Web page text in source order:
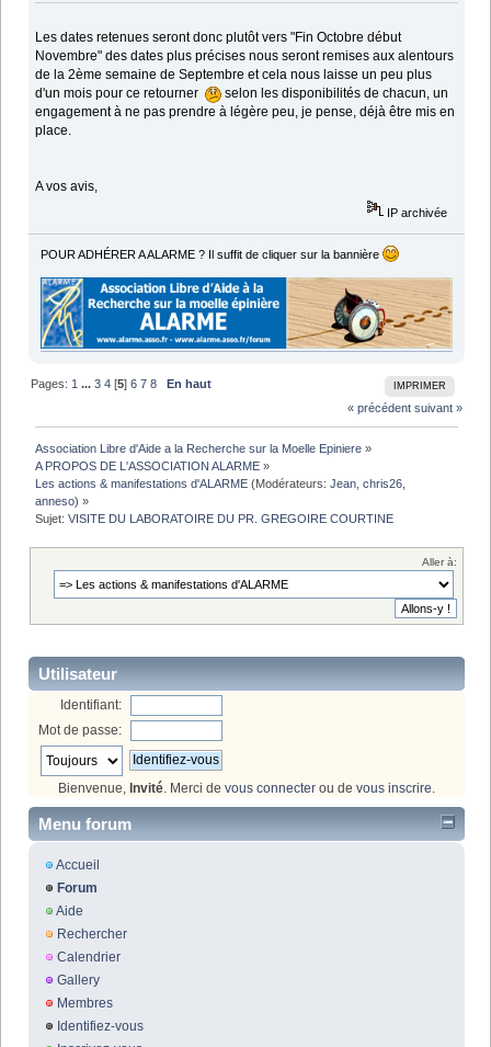
Les dates retenues seront donc plutôt vers "Fin Octobre début
Novembre" des dates plus précises nous seront remises aux alentours
de la 2ème semaine de Septembre et cela nous laisse un peu plus
d'un mois pour ce retourner
selon les disponibilités de chacun, un
engagement à ne pas prendre à légère peu, je pense, déjà être mis en
place.
A vos avis,
IP archivée
POUR ADHÉRER A ALARME ? Il suffit de cliquer sur la bannière
IMPRIMER
Pages: 1 ...3 4 [5]6 7 8
En haut
« précédent suivant »
Association Libre d'Aide a la Recherche sur la Moelle Epiniere »
A PROPOS DE L'ASSOCIATION ALARME »
Les actions & manifestations d'ALARME (Modérateurs:Jean ,chris26
anneso) »
Sujet:VISITE DU LABORATOIRE DU PR. GREGOIRE COURTINE
Aller à:
Utilisateur
Identifiant:
Mot de passe:
Bienvenue, Invité. Merci de vous connecter ou de vous inscrire.
Menu forum
Accueil
Forum
Aide
Rechercher
Calendrier
Gallery
Membres
Identifiez-vous